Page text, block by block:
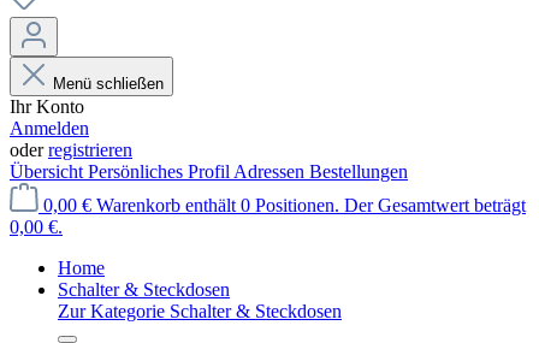
Menü schließen
Ihr Konto
Anmelden
oderregistrieren
Übersicht Persönliches Profil Adressen Bestellungen
0,00 € Warenkorb enthält 0 Positionen. Der Gesamtwert beträgt
0,00 €.
Home
Schalter & Steckdosen
Zur Kategorie Schalter & Steckdosen